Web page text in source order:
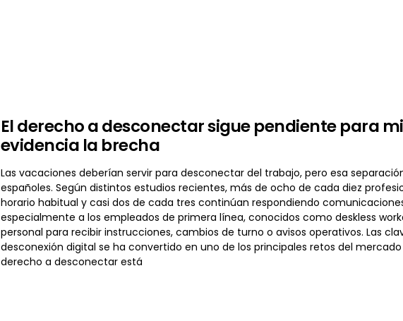
El derecho a desconectar sigue pendiente para
evidencia la brecha
Las vacaciones deberían servir para desconectar del trabajo, pero esa
españoles. Según distintos estudios recientes, más de ocho de cada diez
horario habitual y casi dos de cada tres continúan respondiendo
especialmente a los empleados de primera línea, conocidos como deskless
personal para recibir instrucciones, cambios de turno o avisos operativos. Las
desconexión digital se ha convertido en uno de los principales retos del
derecho a desconectar está